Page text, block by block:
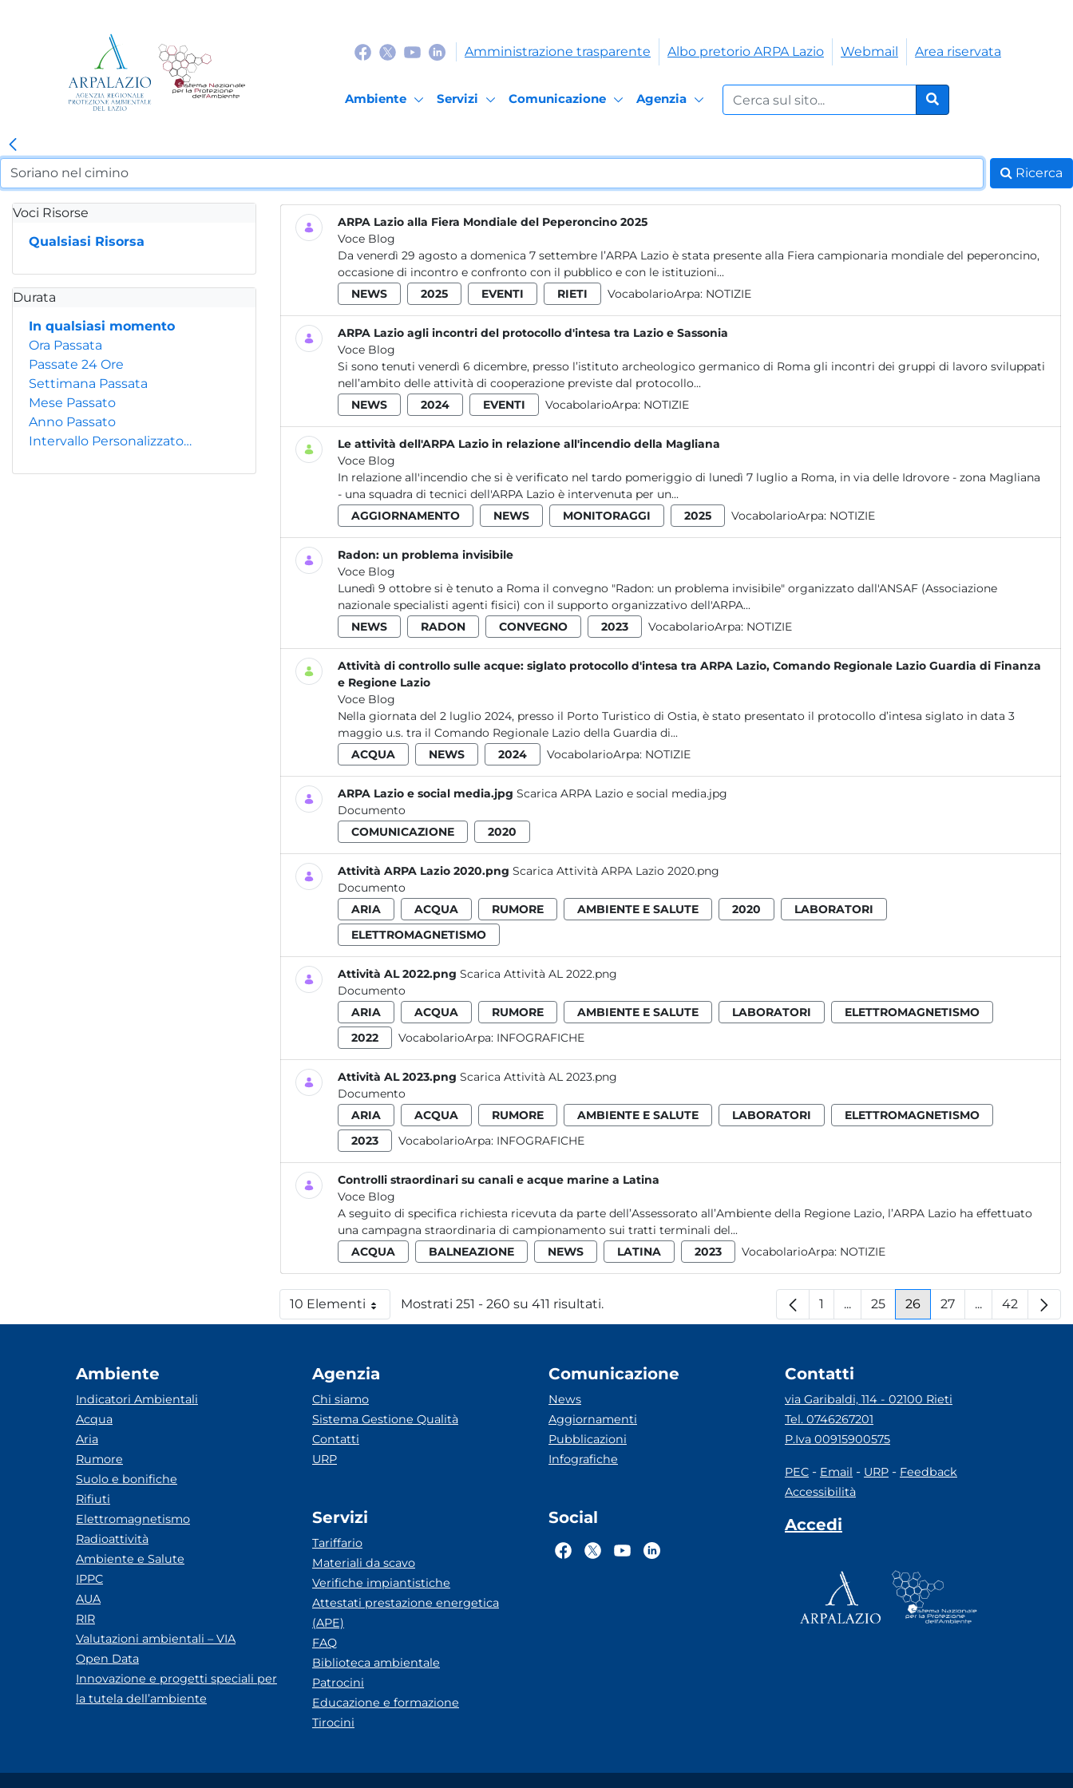
Amministrazione trasparente Albo pretorio ARPA Lazio Webmail Area riservata
Ambiente Servizi Comunicazione Agenzia
Cerca nel sito:
Cerca
Ricerca
Voci Risorse
Qualsiasi Risorsa
Durata
In qualsiasi momento
Ora Passata
Passate 24 Ore
Settimana Passata
Mese Passato
Anno Passato
Intervallo Personalizzato…
ARPA Lazio alla Fiera Mondiale del Peperoncino 2025
Voce Blog
Da venerdì 29 agosto a domenica 7 settembre l’ARPA Lazio è stata presente alla Fiera campionaria mondiale del peperoncino,
occasione di incontro e confronto con il pubblico e con le istituzioni...
NEWS
2025 EVENTI RIETI VocabolarioArpa: NOTIZIE
ARPA Lazio agli incontri del protocollo d'intesa tra Lazio e Sassonia
Voce Blog
Si sono tenuti venerdì 6 dicembre, presso l’istituto archeologico germanico di Roma gli incontri dei gruppi di lavoro sviluppati
nell’ambito delle attività di cooperazione previste dal protocollo...
NEWS
2024 EVENTI VocabolarioArpa: NOTIZIE
Le attività dell'ARPA Lazio in relazione all'incendio della Magliana
Voce Blog
In relazione all'incendio che si è verificato nel tardo pomeriggio di lunedì 7 luglio a Roma, in via delle Idrovore - zona Magliana
- una squadra di tecnici dell'ARPA Lazio è intervenuta per un...
AGGIORNAMENTO
NEWS MONITORAGGI 2025 VocabolarioArpa: NOTIZIE
Radon: un problema invisibile
Voce Blog
Lunedì 9 ottobre si è tenuto a Roma il convegno "Radon: un problema invisibile" organizzato dall'ANSAF (Associazione
nazionale specialisti agenti fisici) con il supporto organizzativo dell'ARPA...
NEWS
RADON CONVEGNO 2023 VocabolarioArpa: NOTIZIE
Attività di controllo sulle acque: siglato protocollo d'intesa tra ARPA Lazio, Comando Regionale Lazio Guardia di Finanza
e Regione Lazio
Voce Blog
Nella giornata del 2 luglio 2024, presso il Porto Turistico di Ostia, è stato presentato il protocollo d’intesa siglato in data 3
maggio u.s. tra il Comando Regionale Lazio della Guardia di...
ACQUA
NEWS 2024 VocabolarioArpa: NOTIZIE
ARPA Lazio e social media.jpg Scarica ARPA Lazio e social media.jpg
Documento
COMUNICAZIONE
2020
Attività ARPA Lazio 2020.png Scarica Attività ARPA Lazio 2020.png
Documento
ARIA
ACQUA RUMORE AMBIENTE E SALUTE 2020
LABORATORI
ELETTROMAGNETISMO
Attività AL 2022.png Scarica Attività AL 2022.png
Documento
ARIA
ACQUA RUMORE AMBIENTE E SALUTE LABORATORI
ELETTROMAGNETISMO
2022
VocabolarioArpa: INFOGRAFICHE
Attività AL 2023.png Scarica Attività AL 2023.png
Documento
ARIA
ACQUA RUMORE AMBIENTE E SALUTE LABORATORI
ELETTROMAGNETISMO
2023
VocabolarioArpa: INFOGRAFICHE
Controlli straordinari su canali e acque marine a Latina
Voce Blog
A seguito di specifica richiesta ricevuta da parte dell’Assessorato all’Ambiente della Regione Lazio, l’ARPA Lazio ha effettuato
una campagna straordinaria di campionamento sui tratti terminali del...
ACQUA
BALNEAZIONE NEWS LATINA 2023 VocabolarioArpa: NOTIZIE
10 ElementiPer paginaMostrati 251 - 260 su 411 risultati. Pagina
1 ...Pagine intermedie
Pagina
25 Pagina
26 Pagina
27 ...PaginePagina
42
Ambiente
Indicatori Ambientali
Acqua
Aria
Rumore
Suolo e bonifiche
Rifiuti
Elettromagnetismo
Radioattività
Ambiente e Salute
IPPC
AUA
RIR
Valutazioni ambientali – VIA
Open Data
Innovazione e progetti speciali per
la tutela dell’ambiente
Agenzia
Chi siamo
Sistema Gestione Qualità
Contatti
URP
Servizi
Tariffario
Materiali da scavo
Verifiche impiantistiche
Attestati prestazione energetica
(APE)
FAQ
Biblioteca ambientale
Patrocini
Educazione e formazione
Tirocini
Comunicazione
News
Aggiornamenti
Pubblicazioni
Infografiche
Social
Contatti
via Garibaldi, 114 - 02100 Rieti
Tel. 0746267201
P.Iva 00915900575
PEC - Email - URP - Feedback
Accessibilità
Accedi